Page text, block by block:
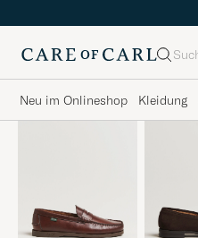
Suche
Neu im Onlineshop Kleidung